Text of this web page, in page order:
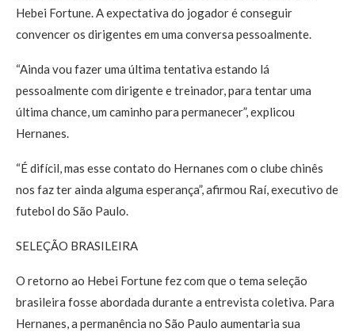
Hebei Fortune. A expectativa do jogador é conseguir
convencer os dirigentes em uma conversa pessoalmente.
“Ainda vou fazer uma última tentativa estando lá
pessoalmente com dirigente e treinador, para tentar uma
última chance, um caminho para permanecer”, explicou
Hernanes.
“É difícil, mas esse contato do Hernanes com o clube chinês
nos faz ter ainda alguma esperança”, afirmou Raí, executivo de
futebol do São Paulo.
SELEÇÃO BRASILEIRA
O retorno ao Hebei Fortune fez com que o tema seleção
brasileira fosse abordada durante a entrevista coletiva. Para
Hernanes, a permanência no São Paulo aumentaria sua